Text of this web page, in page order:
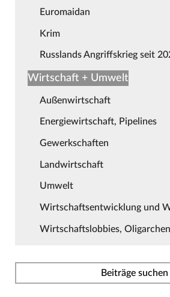
Euromaidan
Krim
Russlands Angriffskrieg seit
Wirtschaft + Umwelt
Außenwirtschaft
Energiewirtschaft, Pipelines
Gewerkschaften
Landwirtschaft
Umwelt
Wirtschaftsentwicklung und
Wirtschaftslobbies, Oligarchen
Beiträge suchen